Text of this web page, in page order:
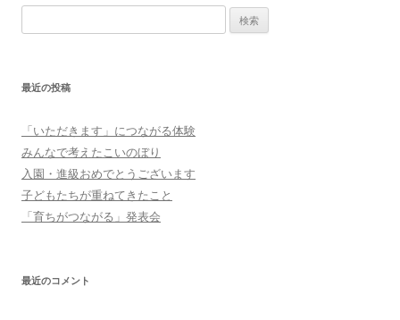
ン
索:
最近の投稿
「いただきます」につながる体験
みんなで考えたこいのぼり
入園・進級おめでとうございます
子どもたちが重ねてきたこと
「育ちがつながる」発表会
最近のコメント